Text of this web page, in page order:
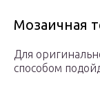
Мозаичная
Для
способом